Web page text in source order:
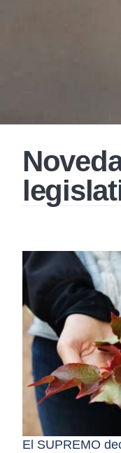
El SUPREMO